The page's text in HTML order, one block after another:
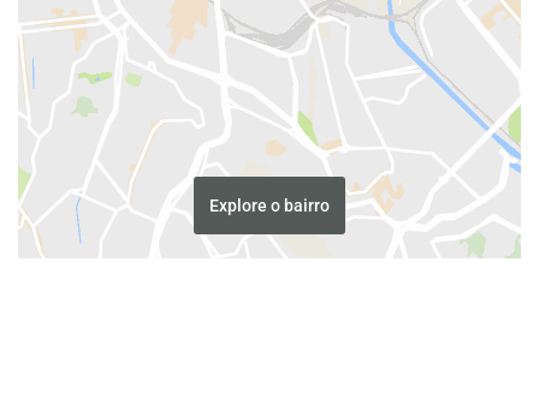
Explore o bairro